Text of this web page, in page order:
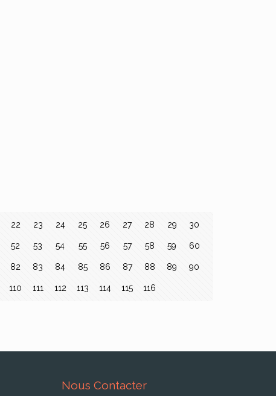
22 23 24 25 26 27 28 29 30
52 53 54 55 56 57 58 59 60
82 83 84 85 86 87 88 89 90
110 111 112 113 114 115 116
Nous Contacter